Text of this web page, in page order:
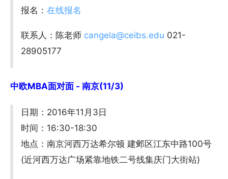
报名：在线报名
联系人：陈老师 cangela@ceibs.edu 021-
28905177
中欧MBA面对面 - 南京(11/3)
日期：2016年11月3日
时间：16:30-18:30
地点：南京河西万达希尔顿 建邺区江东中路100号
(近河西万达广场紧靠地铁二号线集庆门大街站)